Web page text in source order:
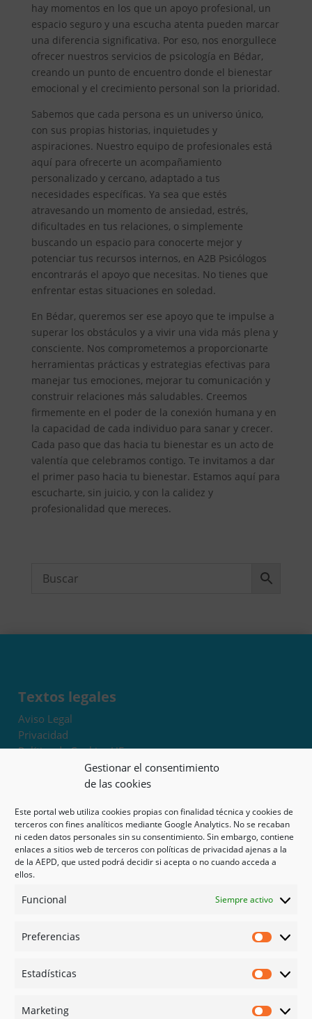
Gestionar el consentimiento
de las cookies
Este portal web utiliza cookies propias con finalidad técnica y cookies de
terceros con fines analíticos mediante Google Analytics. No se recaban
ni ceden datos personales sin su consentimiento. Sin embargo, contiene
enlaces a sitios web de terceros con políticas de privacidad ajenas a la
de la AEPD, que usted podrá decidir si acepta o no cuando acceda a
ellos.
Funcional Siempre activo
Preferencias
Estadísticas
Marketing
hay momentos en los que un apoyo profesional, un
espacio seguro y una escucha atenta pueden marcar
una diferencia significativa. Por eso, nos enorgullece
ofrecer nuestros servicios de psicología en Bédar,
creando un punto de encuentro donde el bienestar
emocional y el crecimiento personal son la prioridad.
Sabemos que cada persona es un universo único,
con sus propias historias, inquietudes y
aspiraciones. Nuestro equipo de profesionales está
aquí para ofrecerte un acompañamiento
personalizado y cercano, adaptado a tus
necesidades específicas. Ya sea que estés
atravesando un momento de ansiedad, estrés,
dificultades en tus relaciones, o simplemente
buscando un espacio para conocerte mejor y
potenciar tus recursos internos, en A2B Psicólogos
encontrarás el apoyo que necesitas. No tienes que
enfrentar estas situaciones en soledad.
En Bédar, queremos ser ese apoyo que te impulse a
superar los obstáculos y a vivir una vida más plena y
consciente. Nos comprometemos a proporcionarte
herramientas prácticas y estrategias efectivas para
manejar tus emociones, mejorar tu comunicación y
construir relaciones más saludables. Creemos
firmemente en el poder de la conexión humana y en
la capacidad de cada individuo para sanar y crecer.
Cada paso que das hacia tu bienestar es un acto de
valentía que celebramos contigo. Te invitamos a dar
el primer paso hacia tu bienestar. Estamos aquí para
escucharte, sin juicio, y con la calidez y
profesionalidad que mereces.
Textos legales
Aviso Legal
Privacidad
Política de Cookies UE
Términos y condiciones
Exoneración de responsabilidad
Mapa del sitio
Mi cuenta
Tienda
Psicología en Murcia
Guías
Redes sociales
Instagram
Linked in